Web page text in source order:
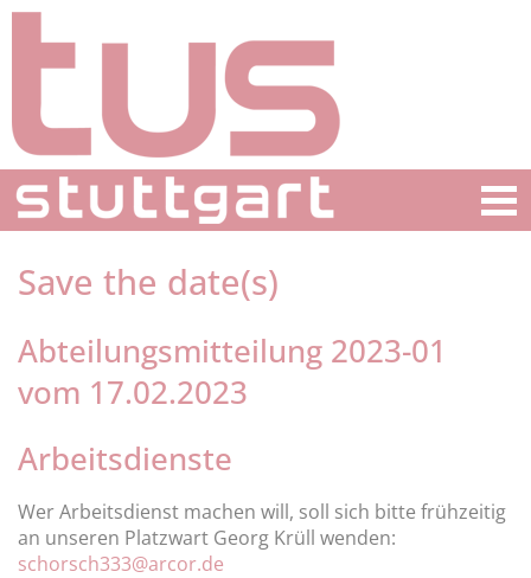
Save the date(s)
Abteilungsmitteilung 2023-01
vom 17.02.2023
Arbeitsdienste
Wer Arbeitsdienst machen will, soll sich bitte frühzeitig
an unseren Platzwart Georg Krüll wenden:
schorsch333@arcor.de